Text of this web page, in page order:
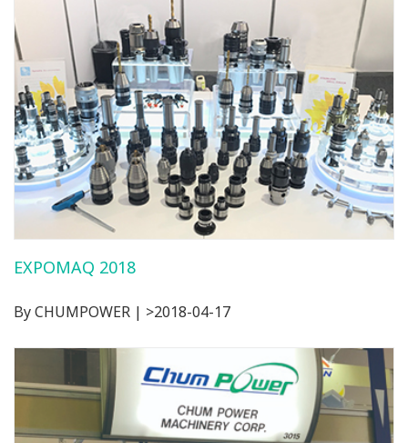
EXPOMAQ 2018
By CHUMPOWER | >2018-04-17